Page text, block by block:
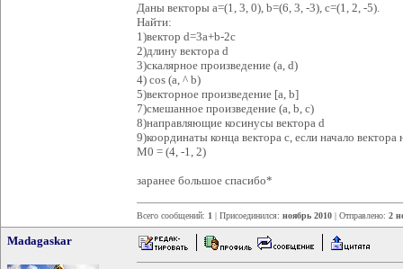
Даны векторы а=(1, 3, 0), b=(6, 3, -3), c=(1, 2, -5).
Найти:
1)вектор d=3a+b-2c
2)длину вектора d
3)скалярное произведение (a, d)
4) cos (a, ^ b)
5)векторное произведение [a, b]
7)смешанное произведение (a, b, c)
8)направляющие косинусы вектора d
9)координаты конца вектора с, если начало
М0 = (4, -1, 2)
заранее большое спасибо*
Всего сообщений: 1 | Присоединился: ноябрь 2010 | Отправлено: 2
Madagaskar